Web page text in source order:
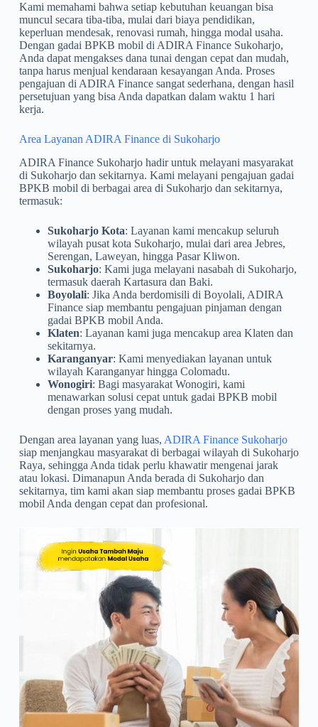
Kami memahami bahwa setiap kebutuhan keuangan bisa
muncul secara tiba-tiba, mulai dari biaya pendidikan,
keperluan mendesak, renovasi rumah, hingga modal usaha.
Dengan gadai BPKB mobil di ADIRA Finance Sukoharjo,
Anda dapat mengakses dana tunai dengan cepat dan mudah,
tanpa harus menjual kendaraan kesayangan Anda. Proses
pengajuan di ADIRA Finance sangat sederhana, dengan hasil
persetujuan yang bisa Anda dapatkan dalam waktu 1 hari
kerja.
Area Layanan ADIRA Finance di Sukoharjo
ADIRA Finance Sukoharjo hadir untuk melayani masyarakat
di Sukoharjo dan sekitarnya. Kami melayani pengajuan gadai
BPKB mobil di berbagai area di Sukoharjo dan sekitarnya,
termasuk:
Sukoharjo Kota: Layanan kami mencakup seluruh
wilayah pusat kota Sukoharjo, mulai dari area Jebres,
Serengan, Laweyan, hingga Pasar Kliwon.
Sukoharjo: Kami juga melayani nasabah di Sukoharjo,
termasuk daerah Kartasura dan Baki.
Boyolali: Jika Anda berdomisili di Boyolali, ADIRA
Finance siap membantu pengajuan pinjaman dengan
gadai BPKB mobil Anda.
Klaten: Layanan kami juga mencakup area Klaten dan
sekitarnya.
Karanganyar: Kami menyediakan layanan untuk
wilayah Karanganyar hingga Colomadu.
Wonogiri: Bagi masyarakat Wonogiri, kami
menawarkan solusi cepat untuk gadai BPKB mobil
dengan proses yang mudah.
Dengan area layanan yang luas, ADIRA Finance Sukoharjo
siap menjangkau masyarakat di berbagai wilayah di Sukoharjo
Raya, sehingga Anda tidak perlu khawatir mengenai jarak
atau lokasi. Dimanapun Anda berada di Sukoharjo dan
sekitarnya, tim kami akan siap membantu proses gadai BPKB
mobil Anda dengan cepat dan profesional.